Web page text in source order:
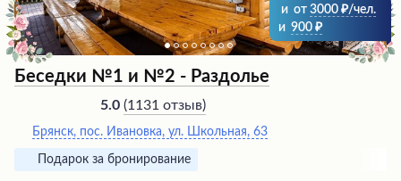
и от 3000
/чел.
и 900
Беседки №1 и №2 - Раздолье
5.0 (1131 отзыв)
Брянск, пос. Ивановка, ул. Школьная, 63
Подарок за бронирование